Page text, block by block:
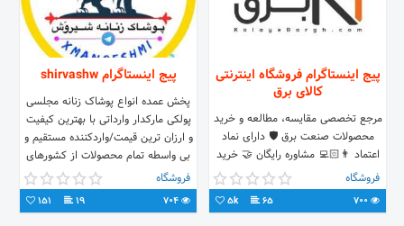
پیج اینستاگرام فروشگاه اینترنتی
کالای برق
مرجع تخصصی مقایسه، مطالعه و خرید
محصولات صنعت برق 🛡️ دارای نماد
اعتماد 👨🏻‍💻 مشاوره رایگان 🤝 خرید
همکار » دایرکت 🚚 ارسال رایگان
(بالای۵۰۰.۰۰۰ت)
فروشگاه
65
5k
پیج اینستاگرام shirvashw
پخش عمده انواع پوشاک زنانه مجلسی
پولکی مارکدار وارداتی با بهترین کیفیت
و ارزان ترین قیمت/واردکننده مستقیم و
بی واسطه تمام محصولات از کشورهای
مبدأ/ ارسال هر روزه رایگان به سراسر
کشور/ پیج أصلی پخش پوشاک زنانه
درگهان در اینستاگرام؛
فروشگاه
19
151